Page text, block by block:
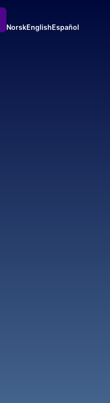
NorskEnglishEspañol